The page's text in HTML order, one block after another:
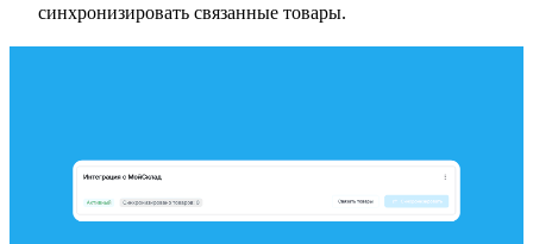
синхронизировать связанные товары.